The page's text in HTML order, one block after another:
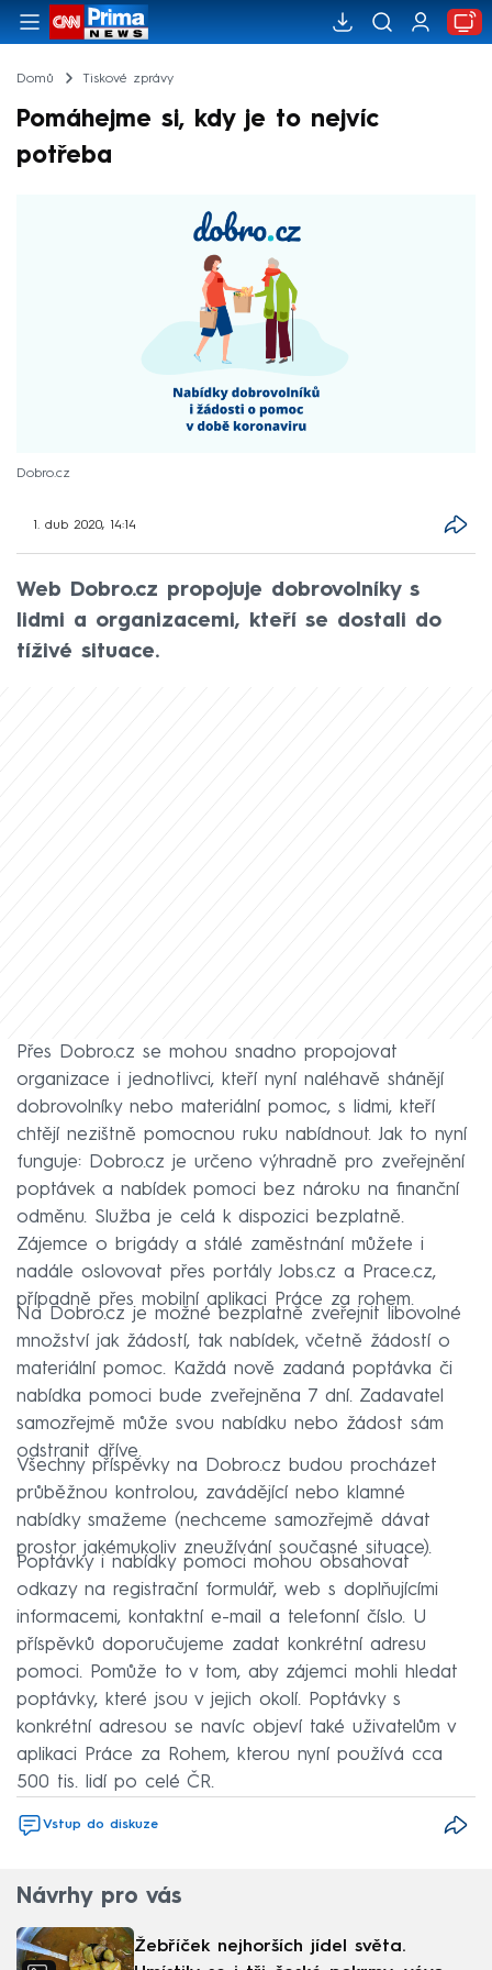
Domů Tiskové zprávy
Pomáhejme si, kdy je to nejvíc
potřeba
Dobro.cz
1. dub 2020, 14:14
Web Dobro.cz propojuje dobrovolníky s
lidmi a organizacemi, kteří se dostali do
tíživé situace.
Přes Dobro.cz se mohou snadno propojovat
organizace i jednotlivci, kteří nyní naléhavě shánějí
dobrovolníky nebo materiální pomoc, s lidmi, kteří
chtějí nezištně pomocnou ruku nabídnout. Jak to nyní
funguje: Dobro.cz je určeno výhradně pro zveřejnění
poptávek a nabídek pomoci bez nároku na finanční
odměnu. Služba je celá k dispozici bezplatně.
Zájemce o brigády a stálé zaměstnání můžete i
nadále oslovovat přes portály Jobs.cz a Prace.cz,
případně přes mobilní aplikaci Práce za rohem.
Na Dobro.cz je možné bezplatně zveřejnit libovolné
množství jak žádostí, tak nabídek, včetně žádostí o
materiální pomoc. Každá nově zadaná poptávka či
nabídka pomoci bude zveřejněna 7 dní. Zadavatel
samozřejmě může svou nabídku nebo žádost sám
odstranit dříve.
Všechny příspěvky na Dobro.cz budou procházet
průběžnou kontrolou, zavádějící nebo klamné
nabídky smažeme (nechceme samozřejmě dávat
prostor jakémukoliv zneužívání současné situace).
Poptávky i nabídky pomoci mohou obsahovat
odkazy na registrační formulář, web s doplňujícími
informacemi, kontaktní e-mail a telefonní číslo. U
příspěvků doporučujeme zadat konkrétní adresu
pomoci. Pomůže to v tom, aby zájemci mohli hledat
poptávky, které jsou v jejich okolí. Poptávky s
konkrétní adresou se navíc objeví také uživatelům v
aplikaci Práce za Rohem, kterou nyní používá cca
500 tis. lidí po celé ČR.
Vstup do diskuze
Návrhy pro vás
Žebříček nejhorších jídel světa.